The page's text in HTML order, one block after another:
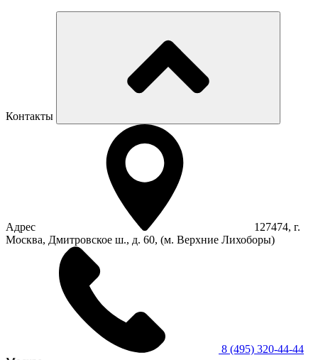
Контакты
Адрес
127474, г.
Москва, Дмитровское ш., д. 60, (м. Верхние Лихоборы)
8 (495) 320-44-44